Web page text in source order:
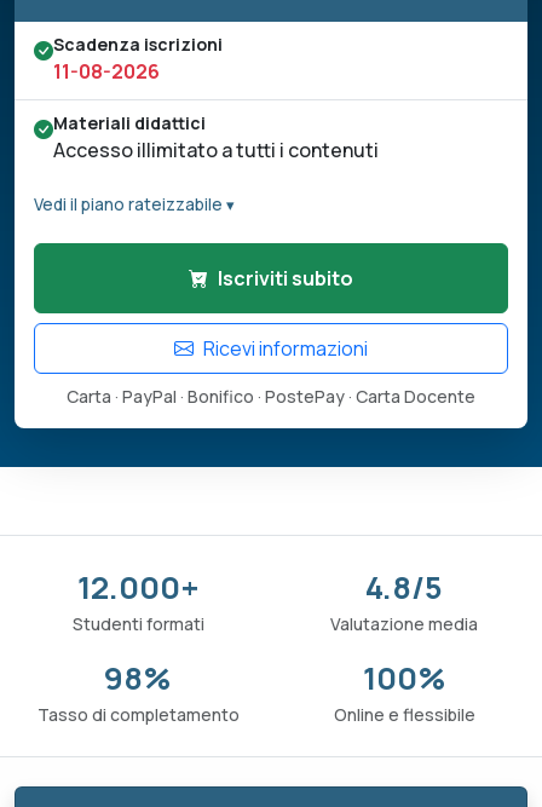
Scadenza iscrizioni
11-08-2026
Materiali didattici
Accesso illimitato a tutti i contenuti
Vedi il piano rateizzabile ▾
Iscriviti subito
Ricevi informazioni
Carta · PayPal · Bonifico · PostePay · Carta Docente
12.000+
Studenti formati
4.8/5
Valutazione media
98%
Tasso di completamento
100%
Online e flessibile